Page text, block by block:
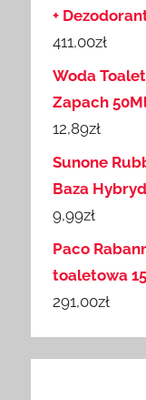
+
411,00zł
Woda
Zapach
12,89zł
Sunone
Baza
9,99zł
Paco
toaletowa
291,00zł